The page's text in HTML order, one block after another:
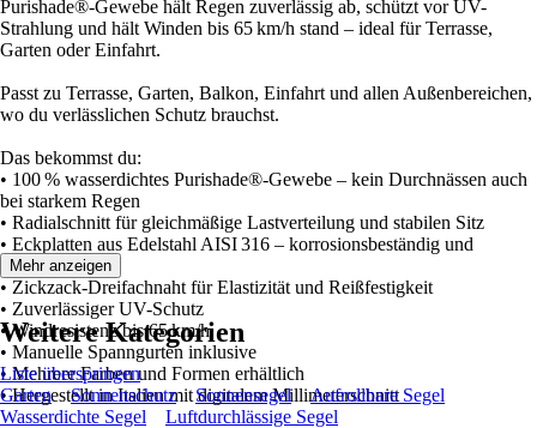
Purishade®-Gewebe hält Regen zuverlässig ab, schützt vor UV-
Strahlung und hält Winden bis 65 km/h stand – ideal für Terrasse,
Garten oder Einfahrt.
Passt zu Terrasse, Garten, Balkon, Einfahrt und allen Außenbereichen,
wo du verlässlichen Schutz brauchst.
Das bekommst du:
• 100 % wasserdichtes Purishade®-Gewebe – kein Durchnässen auch
bei starkem Regen
• Radialschnitt für gleichmäßige Lastverteilung und stabilen Sitz
• Eckplatten aus Edelstahl AISI 316 – korrosionsbeständig und
langlebig
• Zickzack-Dreifachnaht für Elastizität und Reißfestigkeit
• Zuverlässiger UV-Schutz
• Windresistenz bis 65 km/h
• Manuelle Spanngurten inklusive
• Mehrere Farben und Formen erhältlich
• Hergestellt in Italien mit digitalem Millimeterschnitt
Mehr anzeigen
Weitere Kategorien
Liste überspringen
Garten
Sonnenschutz Sonnensegel
Aufrollbare Segel
Wasserdichte Segel
Luftdurchlässige Segel